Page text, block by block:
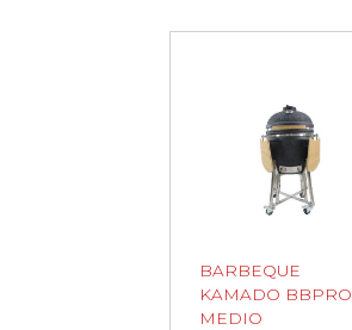
BARBEQUE
KAMADO BBPRO
MEDIO